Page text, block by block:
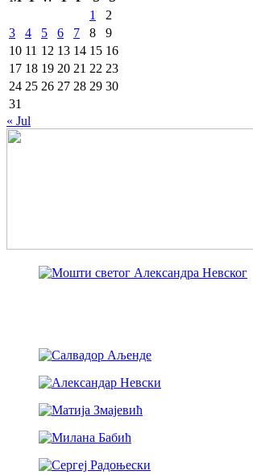
1
2
3
4 5 6 7 8
9
10 11 12 13 14 15 16
17 18 19 20 21 22 23
24 25 26 27 28 29 30
31
« Jul